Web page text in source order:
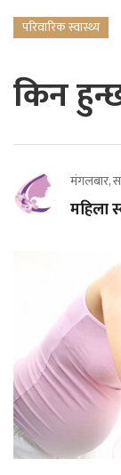
परिवारिक स्वास्थ्य
किन
मंगलबार,
महिला